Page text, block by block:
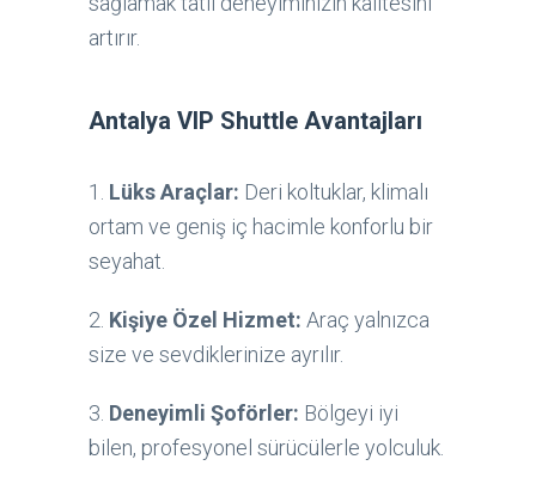
artırır.
Antalya VIP Shuttle Avantajları
1. Lüks Araçlar: Deri koltuklar, klimalı
ortam ve geniş iç hacimle konforlu bir
seyahat.
2. Kişiye Özel Hizmet: Araç yalnızca
size ve sevdiklerinize ayrılır.
3. Deneyimli Şoförler: Bölgeyi iyi
bilen, profesyonel sürücülerle yolculuk.